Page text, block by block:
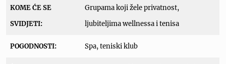
KOME ĆE SE
SVIDJETI:
Grupama koji žele privatnost,
ljubiteljima wellnessa i tenisa
POGODNOSTI: Spa, teniski klub